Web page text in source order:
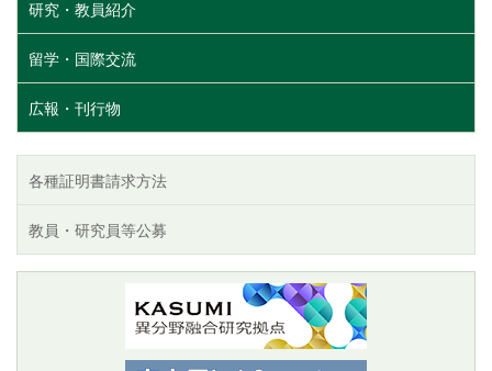
研究・教員紹介
留学・国際交流
広報・刊行物
各種証明書請求方法
教員・研究員等公募